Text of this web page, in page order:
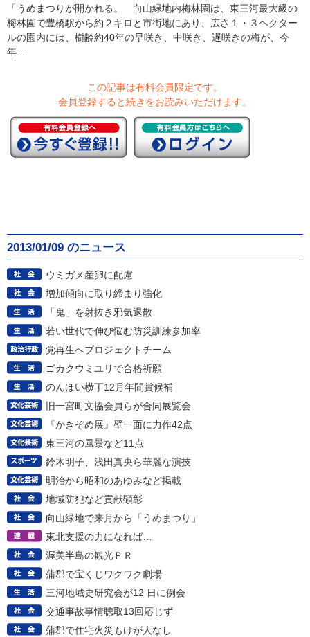
「うめまつりが開かれる。 向山緑地内梅林園は、東三河最大級の
梅林園で豊橋駅から約２キロと市街地にあり、広さ１・３ヘクター
ルの園内には、樹齢約40年の早咲き、中咲き、遅咲きの梅が、今
年...
この記事は有料会員限定です。
会員登録すると続きをお読みいただけます。
2013/01/09 のニュース
ウミガメ産卵に配慮
増加傾向に取り締まり強化
「鬼」を射抜き邪気退散
若い世代で伸び悩む防災訓練参加率
党再生へプロジェクトチーム
ゴカクウミユリで合格祈願
のんほい横丁12月年間賞候補
旧一宮町文協会員らが合同展覧会
『かきぞめ展』壁一面に力作42点
東三河の風景など11点
鈴木明子、浅田真央ら華麗な演技
明治から昭和のあゆみなど掲載
地域防犯など貢献顕彰
向山緑地で来月から「うめまつり」
東北支援の力になれば…
渥美半島の観光ＰＲ
蒲郡で宝くじワクワク劇場
三河地域史研究会が12 日に例会
交通事故事情聴取13回応じず
蒲郡で住宅火災もけが人なし